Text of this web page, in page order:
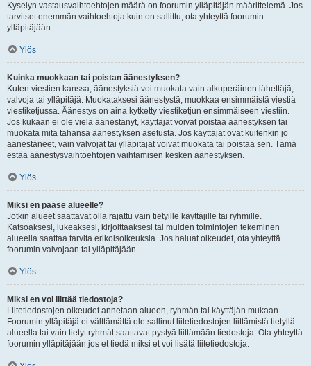
Kyselyn vastausvaihtoehtojen määrä on foorumin ylläpitäjän määrittelemä. Jos
tarvitset enemmän vaihtoehtoja kuin on sallittu, ota yhteyttä foorumin
ylläpitäjään.
Ylös
Kuinka muokkaan tai poistan äänestyksen?
Kuten viestien kanssa, äänestyksiä voi muokata vain alkuperäinen lähettäjä,
valvoja tai ylläpitäjä. Muokataksesi äänestystä, muokkaa ensimmäistä viestiä
viestiketjussa. Äänestys on aina kytketty viestiketjun ensimmäiseen viestiin.
Jos kukaan ei ole vielä äänestänyt, käyttäjät voivat poistaa äänestyksen tai
muokata mitä tahansa äänestyksen asetusta. Jos käyttäjät ovat kuitenkin jo
äänestäneet, vain valvojat tai ylläpitäjät voivat muokata tai poistaa sen. Tämä
estää äänestysvaihtoehtojen vaihtamisen kesken äänestyksen.
Ylös
Miksi en pääse alueelle?
Jotkin alueet saattavat olla rajattu vain tietyille käyttäjille tai ryhmille.
Katsoaksesi, lukeaksesi, kirjoittaaksesi tai muiden toimintojen tekeminen
alueella saattaa tarvita erikoisoikeuksia. Jos haluat oikeudet, ota yhteyttä
foorumin valvojaan tai ylläpitäjään.
Ylös
Miksi en voi liittää tiedostoja?
Liitetiedostojen oikeudet annetaan alueen, ryhmän tai käyttäjän mukaan.
Foorumin ylläpitäjä ei välttämättä ole sallinut liitetiedostojen liittämistä tietyllä
alueella tai vain tietyt ryhmät saattavat pystyä liittämään tiedostoja. Ota yhteyttä
foorumin ylläpitäjään jos et tiedä miksi et voi lisätä liitetiedostoja.